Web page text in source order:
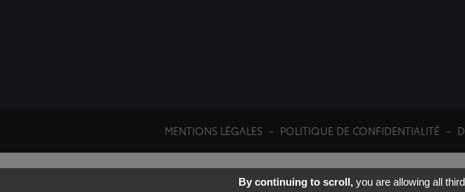
MENTIONS LÉGALES POLITIQUE DE CONFIDENTIALITÉ
By continuing to scroll,you are allowing all